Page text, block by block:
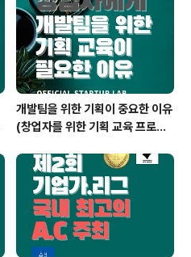
개발팀을 위한 기획이 중요한 이유
(창업자를 위한 기획 교육 프로그